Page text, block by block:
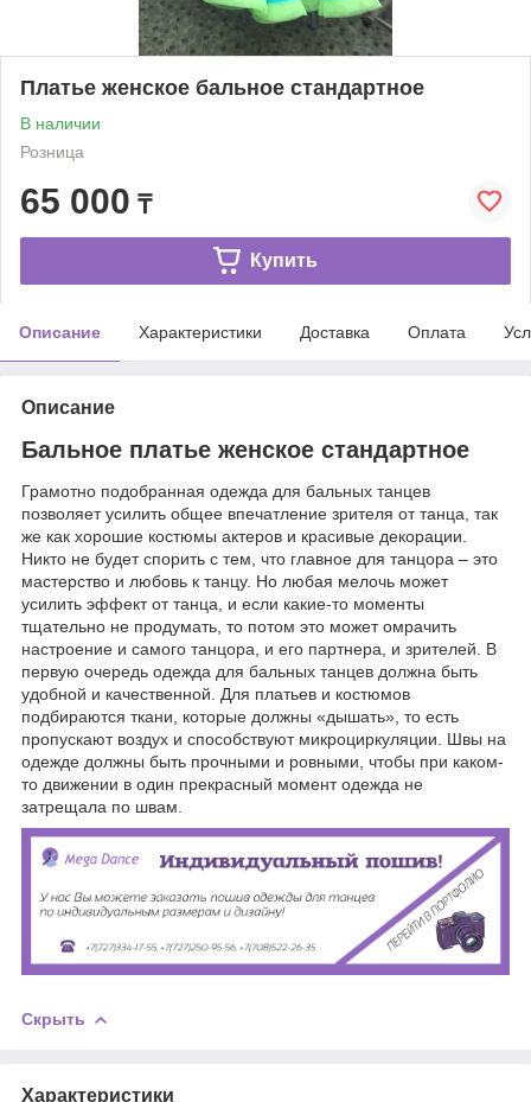
Платье женское бальное стандартное
В наличии
Розница
65 000 ₸
Купить
Описание Характеристики Доставка Оплата
Описание
Бальное платье женское стандартное
Грамотно подобранная одежда для бальных танцев
позволяет усилить общее впечатление зрителя от танца, так
же как хорошие костюмы актеров и красивые декорации.
Никто не будет спорить с тем, что главное для танцора – это
мастерство и любовь к танцу. Но любая мелочь может
усилить эффект от танца, и если какие-то моменты
тщательно не продумать, то потом это может омрачить
настроение и самого танцора, и его партнера, и зрителей. В
первую очередь одежда для бальных танцев должна быть
удобной и качественной. Для платьев и костюмов
подбираются ткани, которые должны «дышать», то есть
пропускают воздух и способствуют микроциркуляции. Швы на
одежде должны быть прочными и ровными, чтобы при каком-
то движении в один прекрасный момент одежда не
затрещала по швам.
Скрыть
Характеристики